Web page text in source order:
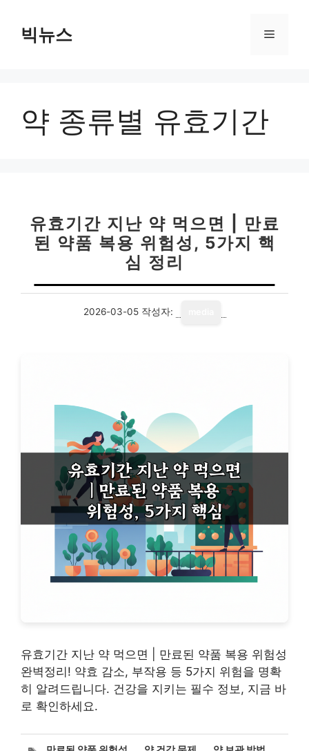
빅뉴스 메
약 종류별 유효기간
유효기간 지난 약 먹으면 | 만료
된 약품 복용 위험성, 5가지 핵
심 정리
2026-03-05 작성자:
유효기간 지난 약 먹으면 | 만료된 약품 복용 위험성
완벽정리! 약효 감소, 부작용 등 5가지 위험을 명확
히 알려드립니다. 건강을 지키는 필수 정보, 지금 바
로 확인하세요.
태